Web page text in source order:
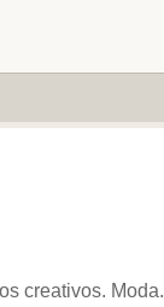
creativos. Moda.